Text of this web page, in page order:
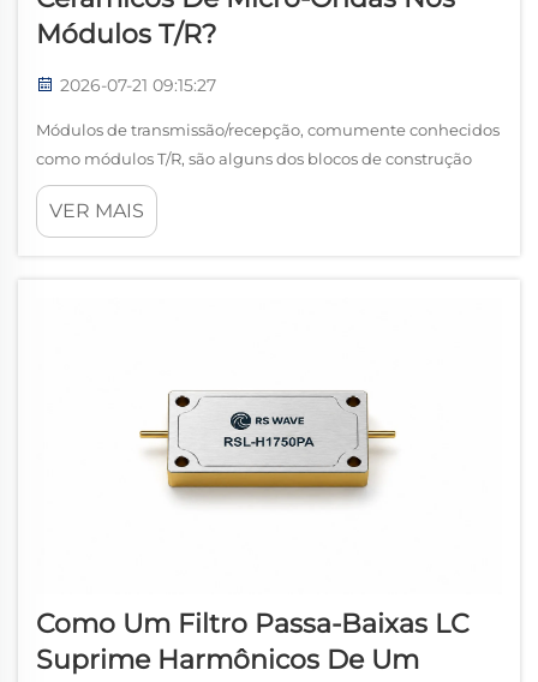
Módulos T/R?
2026-07-21 09:15:27
Módulos de transmissão/recepção, comumente conhecidos
como módulos T/R, são alguns dos blocos de construção
mais importantes em radares modernos, sistemas de
comunicação com matriz de antenas, contramedidas
VER MAIS
Como Um Filtro Passa-Baixas LC
Suprime Harmônicos De Um